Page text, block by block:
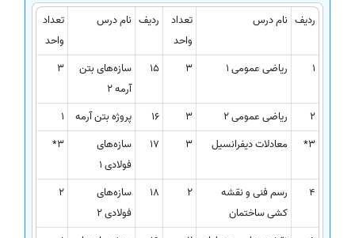
ردیف نام درس
تعداد
واحد
ردیف نام درس
تعداد
واحد
1
ریاضی عمومی 1 3
15
سازه‌های بتن
آرمه 2
3
2 ریاضی عمومی 2 3
16 پروژه بتن آرمه
1
3*
معادلات دیفرانسیل 3
17
سازه‌های
فولادی 1
3*
4
رسم فنی و نقشه
کشی ساختمان
2
18
سازه‌های
فولادی 2
2